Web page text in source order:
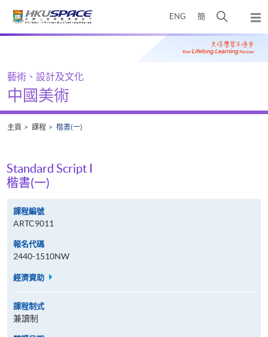
ENG 簡
開
搜
尋
彈
出
主
Main
藝術、設計及文化
中國美術
主頁 課程 楷書(一)
Standard Script I
楷書(一)
課程編號
ARTC9011
報名代碼
2440-1510NW
經濟資助
課程制式
兼讀制